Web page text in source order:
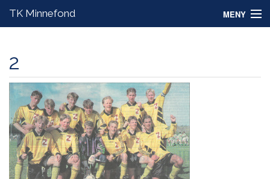
TK Minnefond MENY
Om fondet
Nyheter
Styret
TKs Aktivitetsskole
2